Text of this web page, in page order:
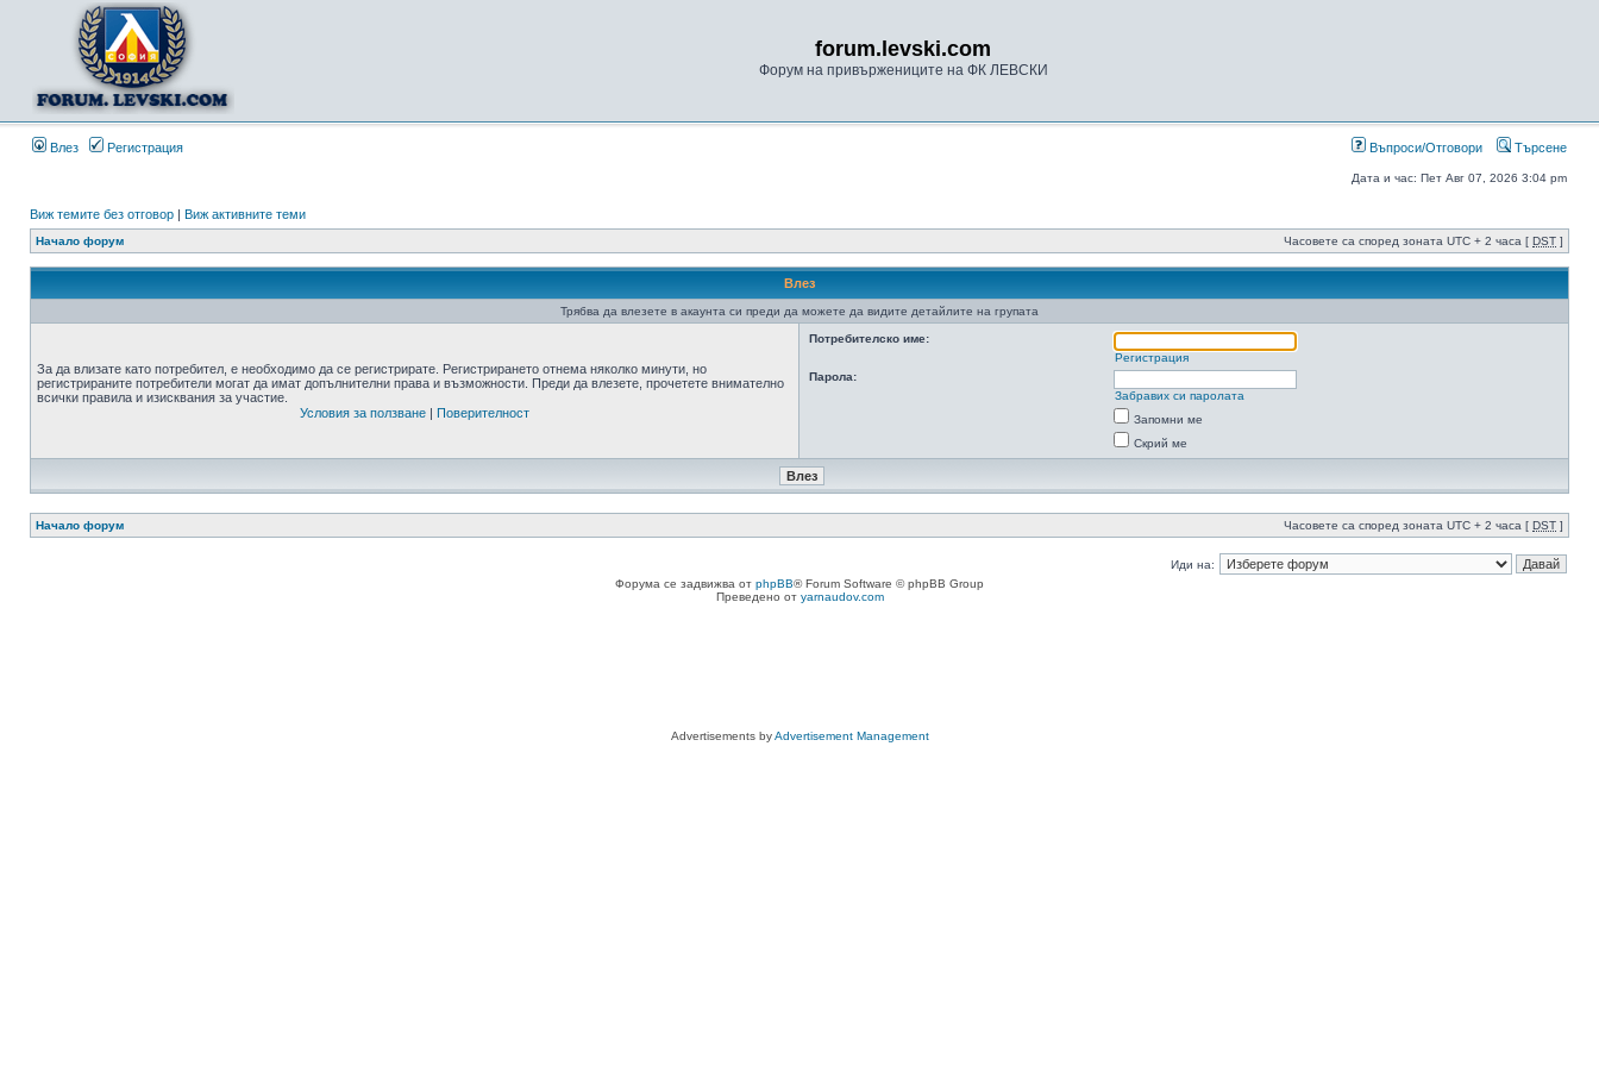
forum.levski.com
Форум на привържениците на ФК ЛЕВСКИ
Влез Регистрация Въпроси/Отговори Търсене
Дата и час: Пет Авг 07, 2026 3:04 pm
Виж темите без отговор | Виж активните теми
Начало форум Часовете са според зоната UTC + 2 часа [ DST ]
Влез
Трябва да влезете в акаунта си преди да можете да видите детайлите на групата
За да влизате като потребител, е необходимо да се регистрирате. Регистрирането отнема няколко минути, но
регистрираните потребители могат да имат допълнителни права и възможности. Преди да влезете, прочетете внимателно
всички правила и изисквания за участие.
Условия за ползване | Поверителност
Потребителско име:
Регистрация
Парола:
Забравих си паролата
Запомни ме
Скрий ме
Начало форум Часовете са според зоната UTC + 2 часа [ DST ]
Иди на:
Форума се задвижва от phpBB® Forum Software © phpBB Group
Преведено от yarnaudov.com
Advertisements byAdvertisement Management